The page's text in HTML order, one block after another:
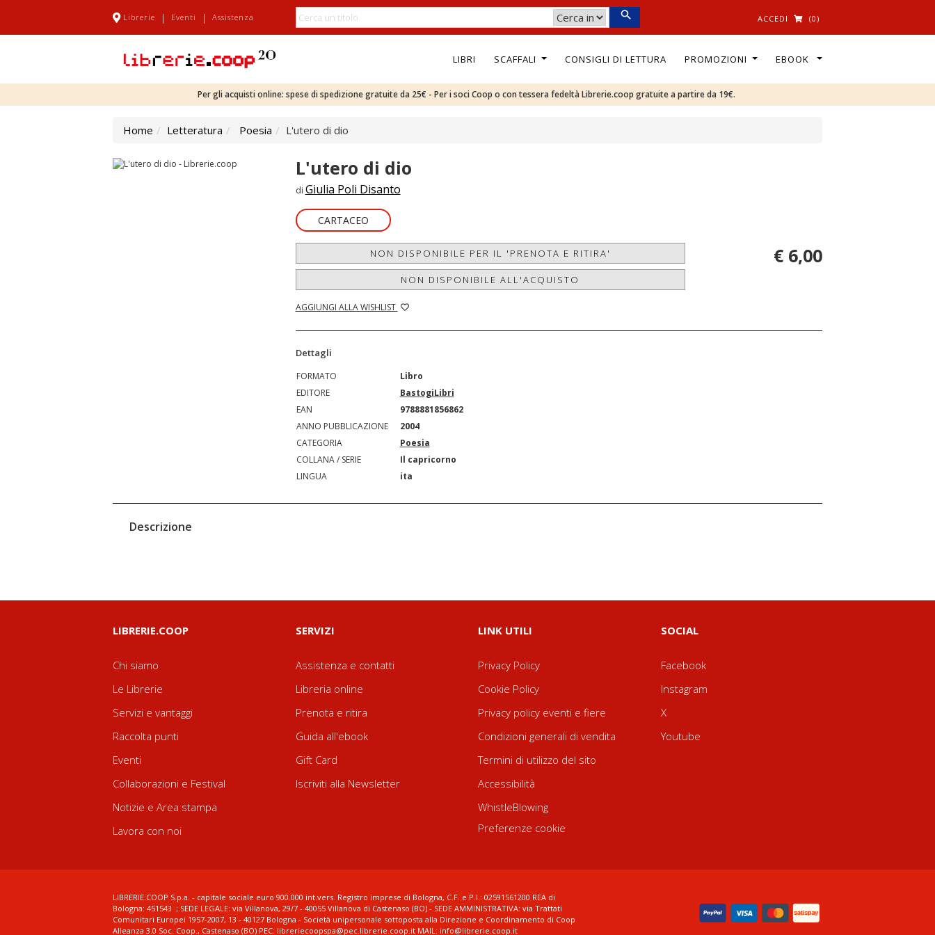
Librerie | Eventi | Assistenza ACCEDI (0)
LIBRI SCAFFALI CONSIGLI DI LETTURA PROMOZIONI EBOOK
Per gli acquisti online: spese di spedizione gratuite da 25€ - Per i soci Coop o con tessera fedeltà Librerie.coop gratuite a partire da 19€.
Home Letteratura Poesia L'utero di dio
L'utero di dio
di Giulia Poli Disanto
CARTACEO
NON DISPONIBILE PER IL 'PRENOTA E RITIRA'
NON DISPONIBILE ALL'ACQUISTO
AGGIUNGI ALLA WISHLIST
€ 6,00
Dettagli
FORMATO
Libro
EDITORE
BastogiLibri
EAN
9788881856862
ANNO PUBBLICAZIONE
2004
CATEGORIA
Poesia
COLLANA / SERIE
Il capricorno
LINGUA
ita
Descrizione
LIBRERIE.COOP
Chi siamo
Le Librerie
Servizi e vantaggi
Raccolta punti
Eventi
Collaborazioni e Festival
Notizie e Area stampa
Lavora con noi
SERVIZI
Assistenza e contatti
Libreria online
Prenota e ritira
Guida all'ebook
Gift Card
Iscriviti alla Newsletter
LINK UTILI
Privacy Policy
Cookie Policy
Privacy policy eventi e fiere
Condizioni generali di vendita
Termini di utilizzo del sito
Accessibilità
WhistleBlowing
Preferenze cookie
SOCIAL
Facebook
Instagram
X
Youtube
LIBRERIE.COOP S.p.a. - capitale sociale euro 900.000 int.vers. Registro imprese di Bologna, C.F. e P.I.: 02591561200 REA di
Bologna: 451543 ; SEDE LEGALE: via Villanova, 29/7 - 40055 Villanova di Castenaso (BO) - SEDE AMMINISTRATIVA: via Trattati
Comunitari Europei 1957-2007, 13 - 40127 Bologna - Società unipersonale sottoposta alla Direzione e Coordinamento di Coop
Alleanza 3.0 Soc. Coop., Castenaso (BO) PEC: libreriecoopspa@pec.librerie.coop.it MAIL: info@librerie.coop.it